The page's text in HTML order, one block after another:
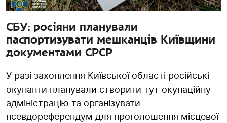
СБУ: росіяни планували
паспортизувати мешканців Київщини
документами СРСР
У разі захоплення Київської області російські
окупанти планували створити тут окупаційну
адміністрацію та організувати
псевдореферендум для проголошення місцевої